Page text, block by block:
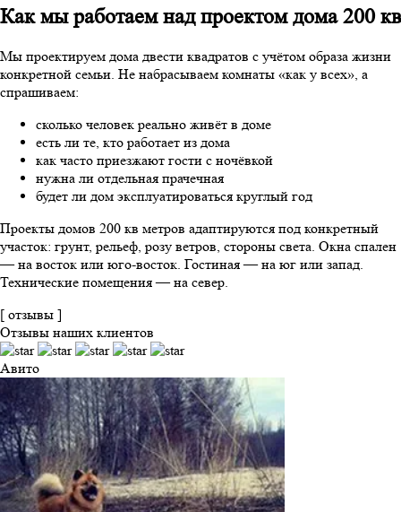
Как мы работаем над проектом дома 200 кв
Мы проектируем дома двести квадратов с учётом образа жизни
конкретной семьи. Не набрасываем комнаты «как у всех», а
спрашиваем:
сколько человек реально живёт в доме
есть ли те, кто работает из дома
как часто приезжают гости с ночёвкой
нужна ли отдельная прачечная
будет ли дом эксплуатироваться круглый год
Проекты домов 200 кв метров адаптируются под конкретный
участок: грунт, рельеф, розу ветров, стороны света. Окна спален
— на восток или юго-восток. Гостиная — на юг или запад.
Технические помещения — на север.
[ отзывы ]
Отзывы наших клиентов
Авито